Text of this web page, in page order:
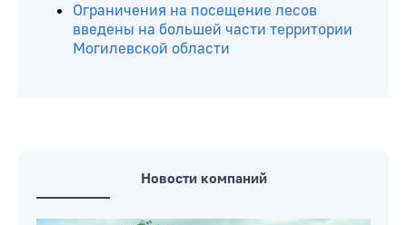
Ограничения на посещение лесов
введены на большей части территории
Могилевской области
Новости компаний